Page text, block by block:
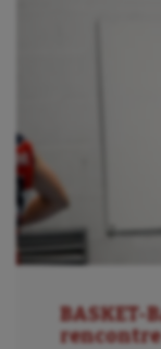
BASKET-
rencontre